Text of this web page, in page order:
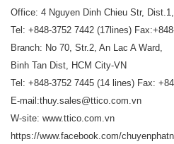
Office: 4 Nguyen Dinh Chieu Str,
Tel: +848-3752 7442 (17lines)
Branch: No 70, Str.2, An Lac A Ward,
Binh Tan Dist, HCM City-VN
Tel: +848-3752 7445 (14 lines) Fax:
E-mail:thuy.sales@ttico.com.vn
W-site: www.ttico.com.vn
https://www.facebook.com/